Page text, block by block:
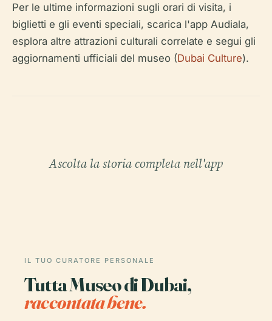
Per le ultime informazioni sugli orari di visita, i
biglietti e gli eventi speciali, scarica l'app Audiala,
esplora altre attrazioni culturali correlate e segui gli
aggiornamenti ufficiali del museo (Dubai Culture).
Ascolta la storia completa nell'app
IL TUO CURATORE PERSONALE
Tutta Museo di Dubai,
raccontata bene.